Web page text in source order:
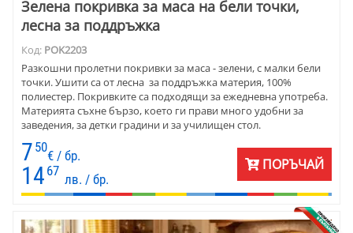
Зелена покривка за маса на бели точки,
лесна за поддръжка
Код: POK2203
Разкошни пролетни покривки за маса - зелени, с малки бели
точки. Ушити са от лесна за поддръжка материя, 100%
полиестер. Покривките са подходящи за ежедневна употреба.
Материята съхне бързо, което ги прави много удобни за
заведения, за детки градини и за училищен стол.
7 50
€ / бр.
14 67
лв. / бр.
ПОРЪЧАЙ